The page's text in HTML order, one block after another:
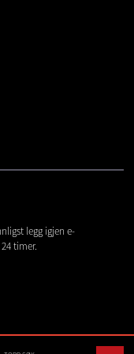
legg igjen e-
timer.